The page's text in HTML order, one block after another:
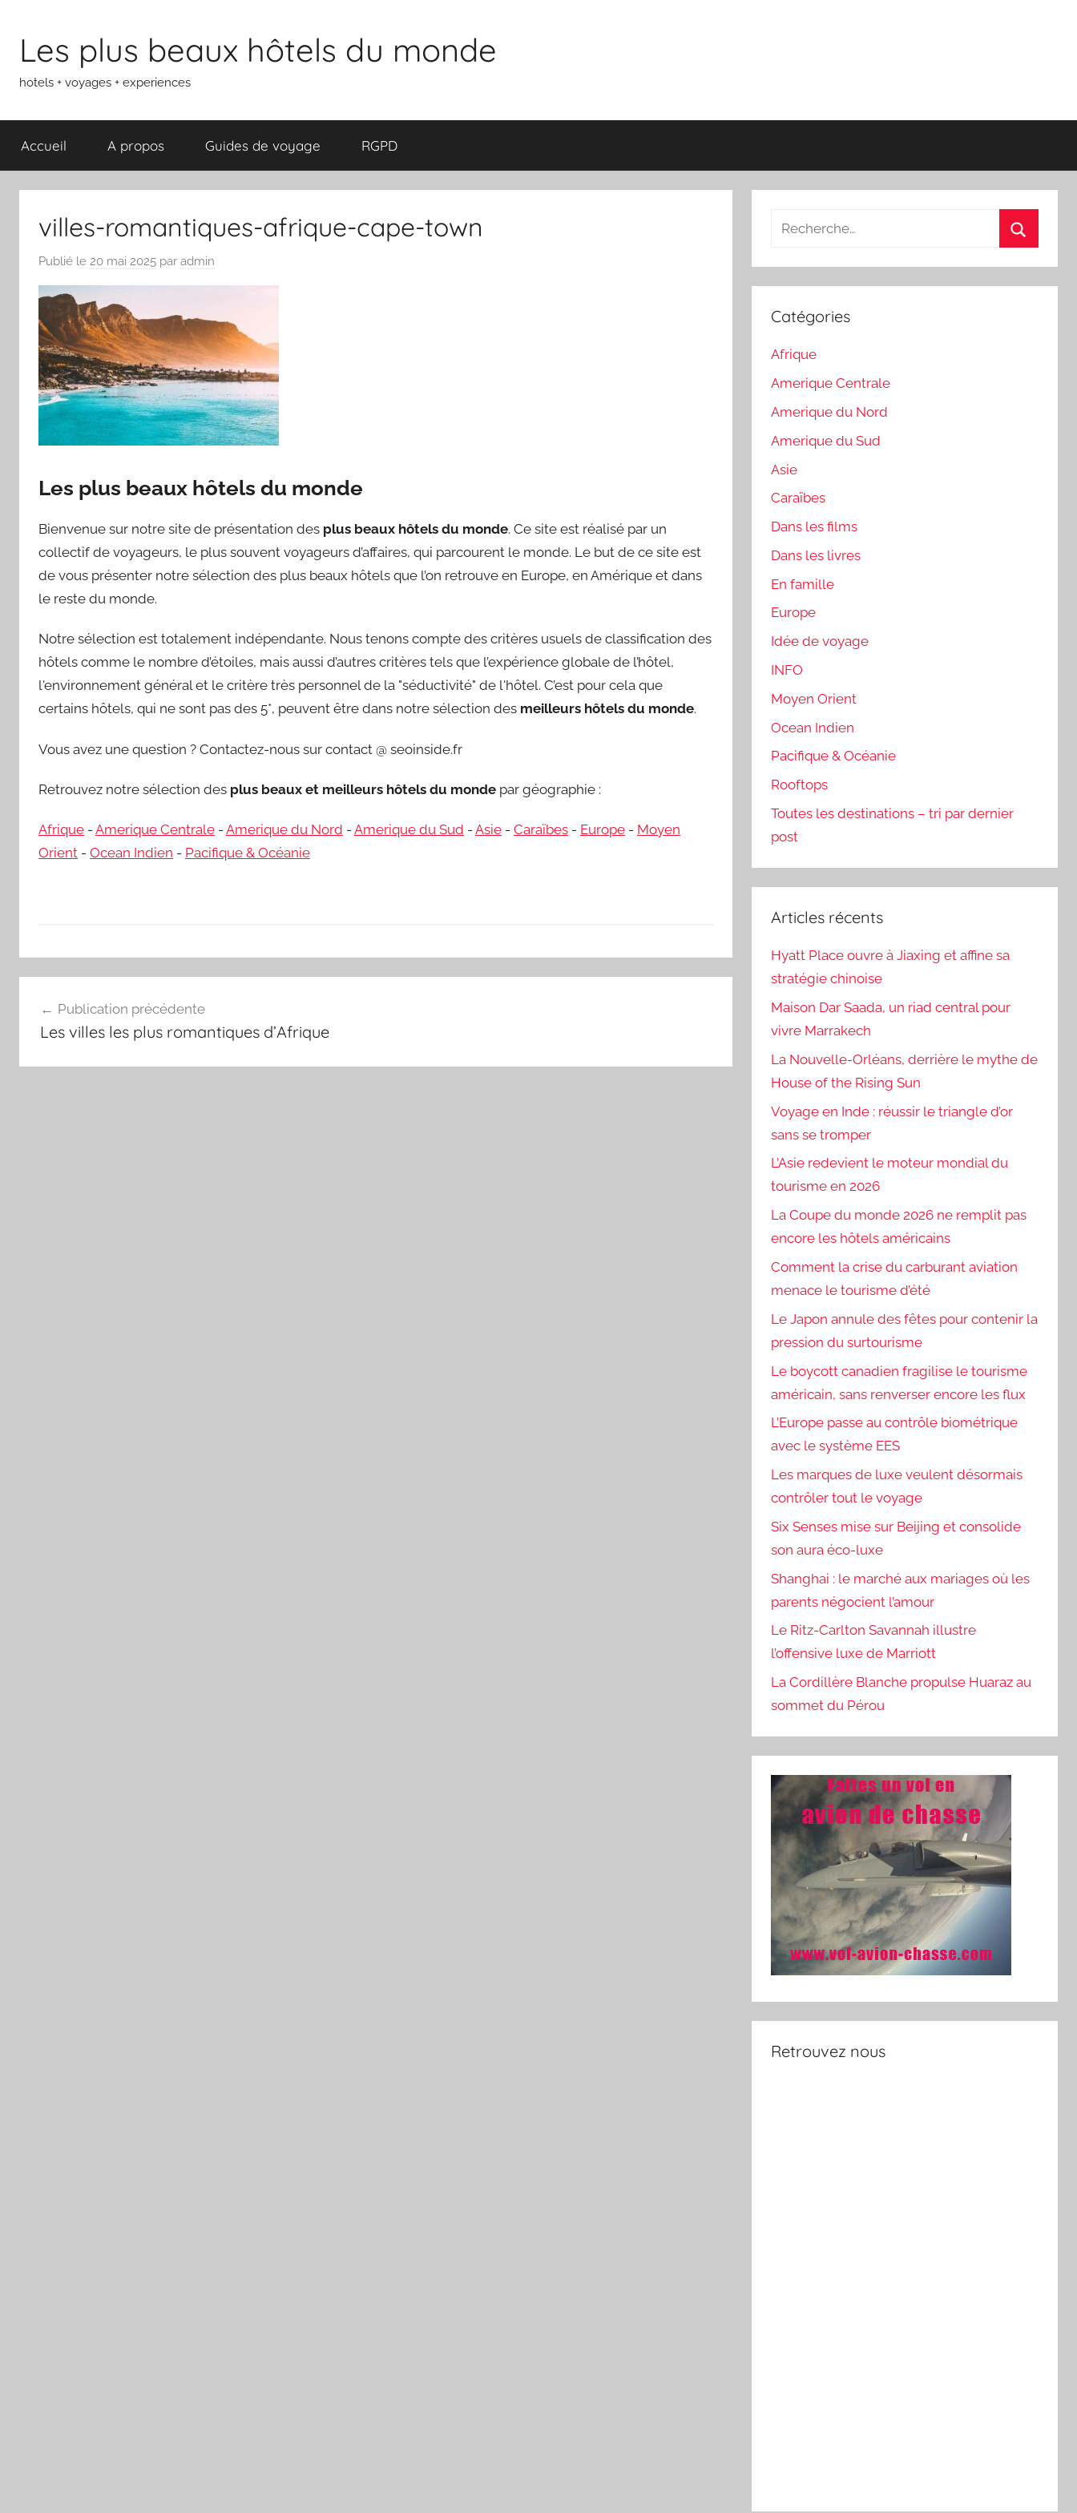
contenu
Les plus beaux hôtels du monde
hotels + voyages + experiences
Accueil A propos Guides de voyage RGPD
villes-romantiques-afrique-cape-town
Publié le 20 mai 2025 par admin
Les plus beaux hôtels du monde
Bienvenue sur notre site de présentation des plus beaux hôtels du monde. Ce site est réalisé par un
collectif de voyageurs, le plus souvent voyageurs d’affaires, qui parcourent le monde. Le but de ce site est
de vous présenter notre sélection des plus beaux hôtels que l’on retrouve en Europe, en Amérique et dans
le reste du monde.
Notre sélection est totalement indépendante. Nous tenons compte des critères usuels de classification des
hôtels comme le nombre d’étoiles, mais aussi d’autres critères tels que l’expérience globale de l’hôtel,
l'environnement général et le critère très personnel de la "séductivité" de l'hôtel. C’est pour cela que
certains hôtels, qui ne sont pas des 5*, peuvent être dans notre sélection des meilleurs hôtels du monde.
Vous avez une question ? Contactez-nous sur contact @ seoinside.fr
Retrouvez notre sélection des plus beaux et meilleurs hôtels du monde par géographie :
Afrique - Amerique Centrale - Amerique du Nord - Amerique du Sud - Asie - Caraïbes - Europe - Moyen
Orient - Ocean Indien - Pacifique & Océanie
de
Publication précédente
Les villes les plus romantiques d’Afrique
Recherche
:
Catégories
Afrique
Amerique Centrale
Amerique du Nord
Amerique du Sud
Asie
Caraïbes
Dans les films
Dans les livres
En famille
Europe
Idée de voyage
INFO
Moyen Orient
Ocean Indien
Pacifique & Océanie
Rooftops
Toutes les destinations – tri par dernier
post
Articles récents
Hyatt Place ouvre à Jiaxing et affine sa
stratégie chinoise
Maison Dar Saada, un riad central pour
vivre Marrakech
La Nouvelle-Orléans, derrière le mythe de
House of the Rising Sun
Voyage en Inde : réussir le triangle d’or
sans se tromper
L’Asie redevient le moteur mondial du
tourisme en 2026
La Coupe du monde 2026 ne remplit pas
encore les hôtels américains
Comment la crise du carburant aviation
menace le tourisme d’été
Le Japon annule des fêtes pour contenir la
pression du surtourisme
Le boycott canadien fragilise le tourisme
américain, sans renverser encore les flux
L’Europe passe au contrôle biométrique
avec le système EES
Les marques de luxe veulent désormais
contrôler tout le voyage
Six Senses mise sur Beijing et consolide
son aura éco-luxe
Shanghai : le marché aux mariages où les
parents négocient l’amour
Le Ritz-Carlton Savannah illustre
l’offensive luxe de Marriott
La Cordillère Blanche propulse Huaraz au
sommet du Pérou
Retrouvez nous